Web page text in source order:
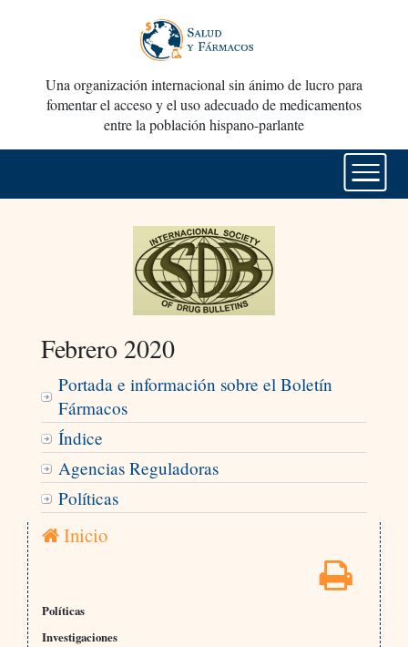
Una organización internacional sin ánimo de lucro para
fomentar el acceso y el uso adecuado de medicamentos
entre la población hispano-parlante
Febrero 2020
Portada e información sobre el Boletín
Fármacos
Índice
Agencias Reguladoras
Políticas
Inicio
Políticas
Investigaciones